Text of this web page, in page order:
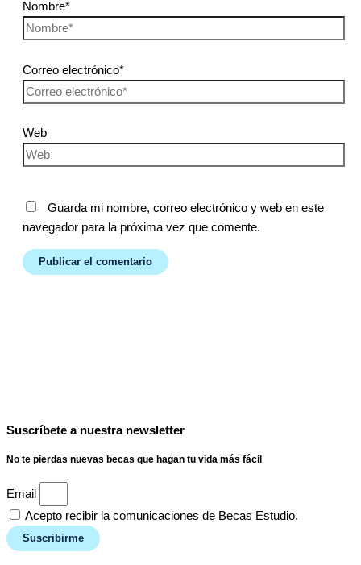
Nombre*
Correo electrónico*
Web
Guarda mi nombre, correo electrónico y web en este
navegador para la próxima vez que comente.
Suscríbete a nuestra newsletter
No te pierdas nuevas becas que hagan tu vida más fácil
Email
Acepto recibir la comunicaciones de Becas Estudio.
Suscribirme